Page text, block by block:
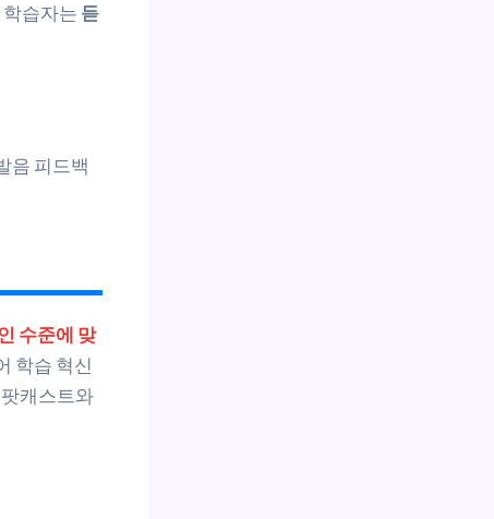
학습자는 듣
음 피드백
수준에 맞
학습 혁신
캐스트와